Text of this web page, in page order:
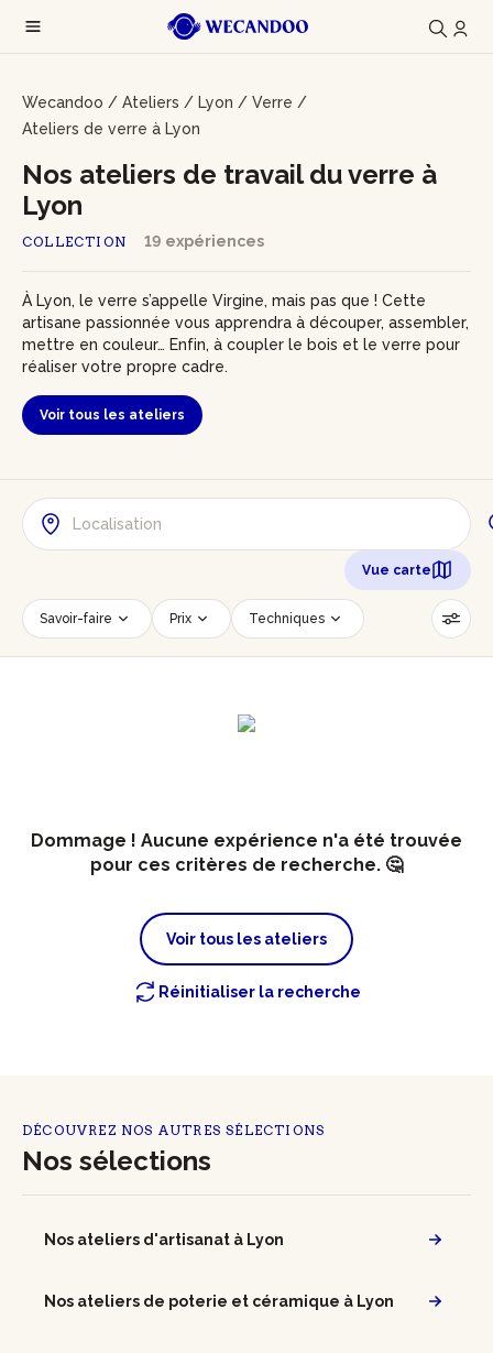
Wecandoo / Ateliers / Lyon / Verre /
Ateliers de verre à Lyon
COLLECTION 19 expériences
Nos ateliers de travail du verre à
Lyon
À Lyon, le verre s’appelle Virgine, mais pas que ! Cette
artisane passionnée vous apprendra à découper, assembler,
mettre en couleur… Enfin, à coupler le bois et le verre pour
réaliser votre propre cadre.
Voir tous les ateliers
Vue carte
Savoir-faire Prix Techniques
Date Créneau horaire
Dommage ! Aucune expérience n'a été trouvée
pour ces critères de recherche. 🤔
Voir tous les ateliers
Réinitialiser la recherche
DÉCOUVREZ NOS AUTRES SÉLECTIONS
Nos sélections
Nos ateliers d'artisanat à Lyon
Nos ateliers de poterie et céramique à Lyon